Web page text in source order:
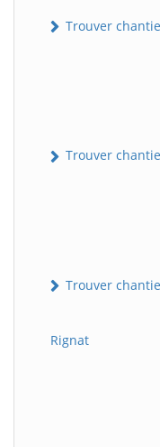
Trouver
Trouver
Trouver
Rignat